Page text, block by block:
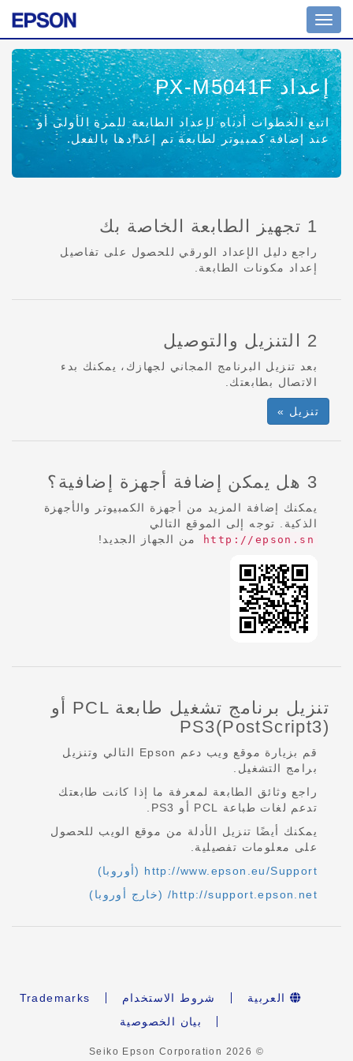
Toggle
navigation
إعداد PX-M5041F
اتبع الخطوات أدناه لإعداد الطابعة للمرة الأولى أو
عند إضافة كمبيوتر لطابعة تم إعدادها بالفعل.
1 تجهيز الطابعة الخاصة بك
راجع دليل الإعداد الورقي للحصول على تفاصيل
إعداد مكونات الطابعة.
2 التنزيل والتوصيل
بعد تنزيل البرنامج المجاني لجهازك، يمكنك بدء
الاتصال بطابعتك.
تنزيل »
3 هل يمكن إضافة أجهزة إضافية؟
يمكنك إضافة المزيد من أجهزة الكمبيوتر والأجهزة
الذكية. توجه إلى الموقع التالي
http://epson.sn من الجهاز الجديد!
تنزيل برنامج تشغيل طابعة PCL أو
PS3(PostScript3)‎
قم بزيارة موقع ويب دعم Epson التالي وتنزيل
برامج التشغيل.
راجع وثائق الطابعة لمعرفة ما إذا كانت طابعتك
تدعم لغات طباعة PCL أو PS3.
يمكنك أيضًا تنزيل الأدلة من موقع الويب للحصول
على معلومات تفصيلية.
http://www.epson.eu/Support (أوروبا)
http://support.epson.net/ (خارج أوروبا)
العربية شروط الاستخدام
Trademarks
بيان الخصوصية
© Seiko Epson Corporation
2026